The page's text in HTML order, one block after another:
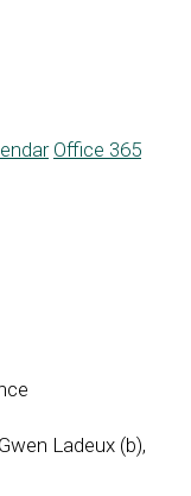
Office 365
Ladeux (b),